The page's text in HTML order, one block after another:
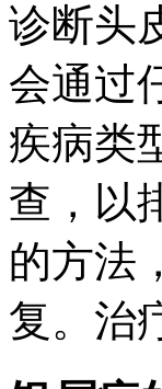
诊断头
会通过
疾病类
查，以
的方法
复。治